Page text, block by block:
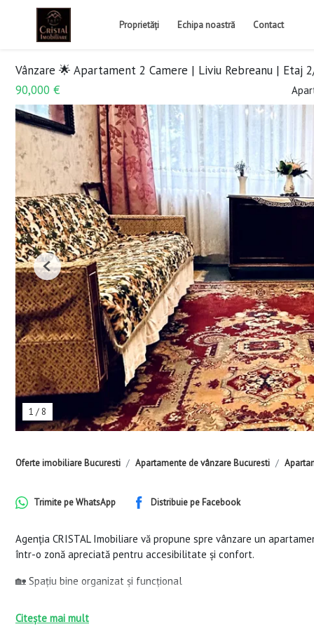
Proprietăți Echipa noastră Contact
Vânzare 🌟 Apartament 2 Camere | Liviu Rebreanu | Etaj
90,000 €
1 / 8
Previous
Oferte imobiliare Bucuresti Apartamente de vânzare Bucuresti
Trimite peWhatsApp Distribuie pe Facebook
Agenția CRISTAL Imobiliare vă propune spre vânzare un
într-o zonă apreciată pentru accesibilitate și confort.
🏡 Spațiu bine organizat și funcțional
Compartimentare: semi-decomandată
Citește mai mult